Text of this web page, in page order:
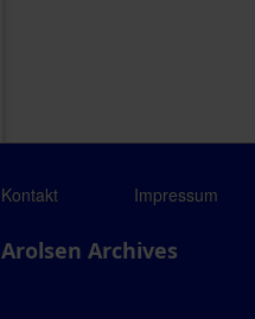
Kontakt Impressum
Arolsen Archives